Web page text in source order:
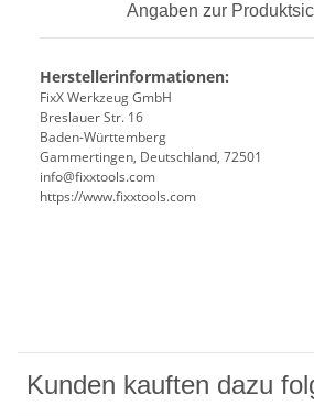
Angaben zur
Herstellerinformationen:
FixX Werkzeug GmbH
Breslauer Str. 16
Baden-Württemberg
Gammertingen, Deutschland, 72501
info@fixxtools.com
https://www.fixxtools.com
Kunden kauften dazu